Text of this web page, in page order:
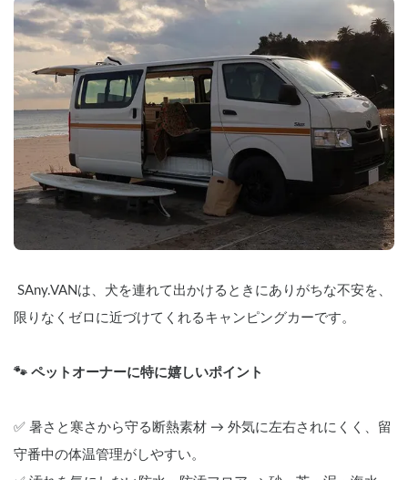
限りなくゼロに近づけてくれるキャンピングカーです。
🐾 ペットオーナーに特に嬉しいポイント
✅ 暑さと寒さから守る断熱素材 → 外気に左右されにくく、留
守番中の体温管理がしやすい。